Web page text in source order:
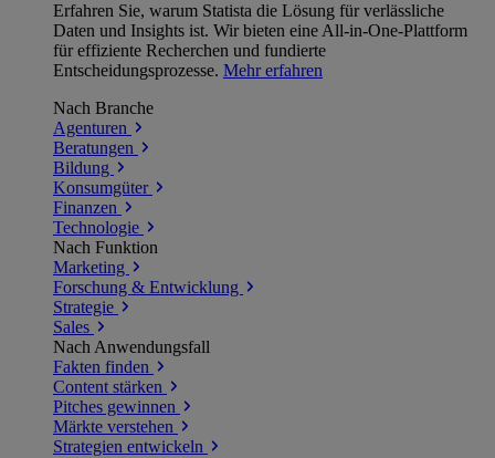
Erfahren Sie, warum Statista die Lösung für verlässliche
Daten und Insights ist. Wir bieten eine All-in-One-Plattform
für effiziente Recherchen und fundierte
Entscheidungsprozesse. Mehr erfahren
Nach Branche
Agenturen
Beratungen
Bildung
Konsumgüter
Finanzen
Technologie
Nach Funktion
Marketing
Forschung & Entwicklung
Strategie
Sales
Nach Anwendungsfall
Fakten finden
Content stärken
Pitches gewinnen
Märkte verstehen
Strategien entwickeln